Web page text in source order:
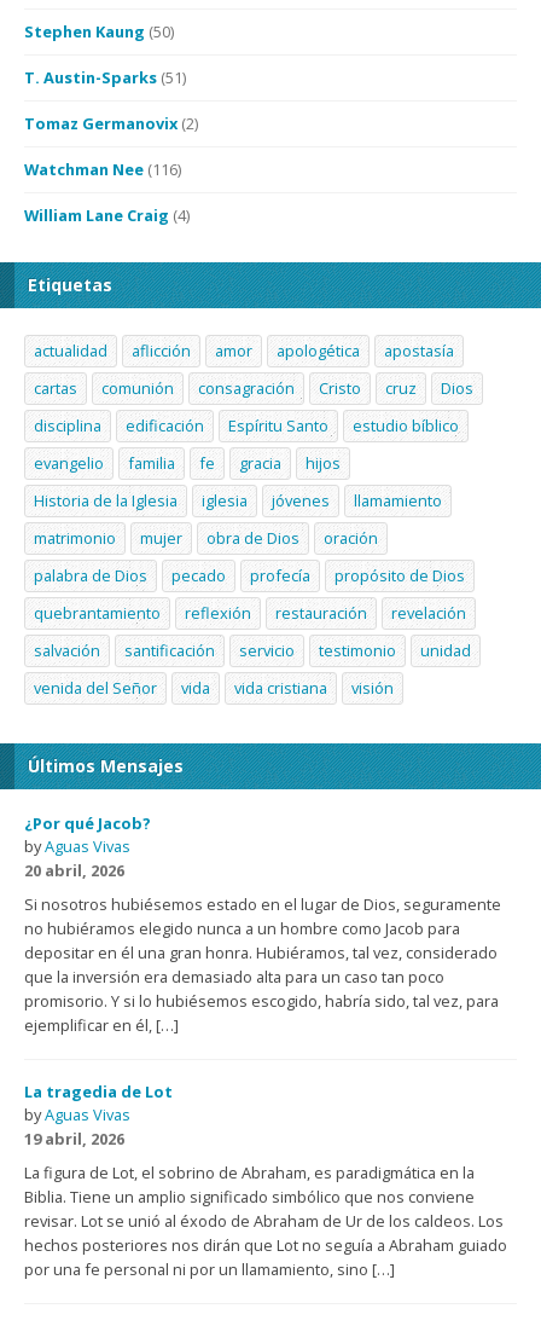
Stephen Kaung (50)
T. Austin-Sparks (51)
Tomaz Germanovix (2)
Watchman Nee (116)
William Lane Craig (4)
Etiquetas
actualidad aflicción amor apologética
apostasía
cartas
comunión consagración Cristo cruz
Dios
disciplina
edificación Espíritu Santo
estudio bíblico
evangelio
familia fe gracia
hijos
Historia de la Iglesia
iglesia jóvenes
llamamiento
matrimonio
mujer obra de Dios
oración
palabra de Dios
pecado profecía
propósito de Dios
quebrantamiento
reflexión restauración
revelación
salvación
santificación servicio testimonio
unidad
venida del Señor
vida vida cristiana visión
Últimos Mensajes
¿Por qué Jacob?
byAguas Vivas
20 abril, 2026
Si nosotros hubiésemos estado en el lugar de Dios, seguramente
no hubiéramos elegido nunca a un hombre como Jacob para
depositar en él una gran honra. Hubiéramos, tal vez, considerado
que la inversión era demasiado alta para un caso tan poco
promisorio. Y si lo hubiésemos escogido, habría sido, tal vez, para
ejemplificar en él, […]
La tragedia de Lot
byAguas Vivas
19 abril, 2026
La figura de Lot, el sobrino de Abraham, es paradigmática en la
Biblia. Tiene un amplio significado simbólico que nos conviene
revisar. Lot se unió al éxodo de Abraham de Ur de los caldeos. Los
hechos posteriores nos dirán que Lot no seguía a Abraham guiado
por una fe personal ni por un llamamiento, sino […]